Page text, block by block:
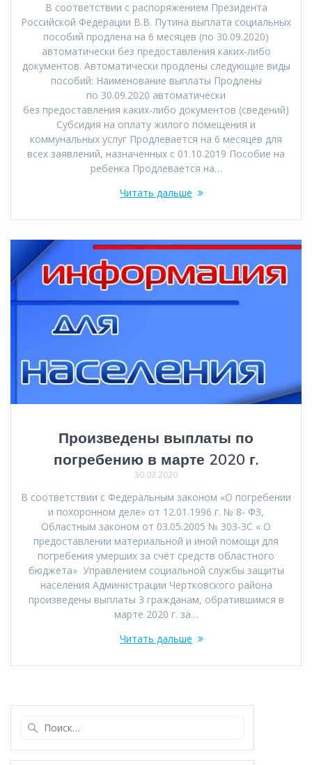
В соответствии с распоряжением Президента
Российской Федерации В.В. Путина выплата социальных
пособий продлена на 6 месяцев (по 30.09.2020)
автоматически без предоставления каких-либо
документов. Автоматически продлены следующие виды
пособий: Наименование выплаты Продлены
по 30.09.2020 автоматически
без предоставления каких-либо документов (сведений)
Субсидия на оплату жилого помещения и
коммунальных услуг Продлевается на 6 месяцев для
всех заявлений, назначенных с 01.10.2019 Пособие на
ребенка Продлевается на…
Читать дальше
Произведены выплаты по
погребению в марте 2020 г.
30.03.2020
В соответствии с Федеральным законом «О погребении
и похоронном деле» от 12.01.1996 г. № 8- ФЗ,
Областным законом от 03.05.2005 № 303-ЗС « О
предоставлении материальной и иной помощи для
погребения умерших за счёт средств областного
бюджета» Управлением социальной службы защиты
населения Администрации Чертковского района
произведены выплаты 3 гражданам, обратившимся в
марте 2020 г. за…
Читать дальше